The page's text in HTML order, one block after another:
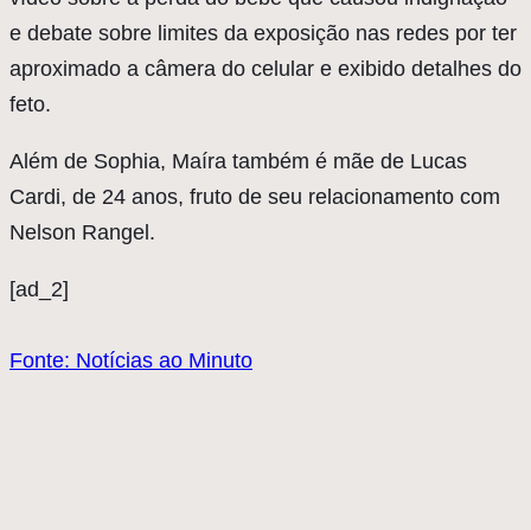
e debate sobre limites da exposição nas redes por ter
aproximado a câmera do celular e exibido detalhes do
feto.
Além de Sophia, Maíra também é mãe de Lucas
Cardi, de 24 anos, fruto de seu relacionamento com
Nelson Rangel.
[ad_2]
Fonte: Notícias ao Minuto